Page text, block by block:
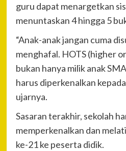
guru dapat menargetkan
menuntaskan 4 hingga 5
“Anak-anak jangan cuma
menghafal. HOTS (higher
bukan hanya milik anak
harus diperkenalkan
ujarnya.
Sasaran terakhir, sekolah
memperkenalkan dan
ke-21 ke peserta didik.